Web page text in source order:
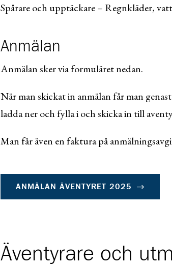
Spårare och upptäckare – Regnkläder,
Anmälan
Anmälan sker via formuläret nedan.
När man skickat in anmälan får man
ladda ner och fylla i och skicka in till
Man får även en faktura på
ANMÄLAN ÄVENTYRET 2025
Äventyrare och